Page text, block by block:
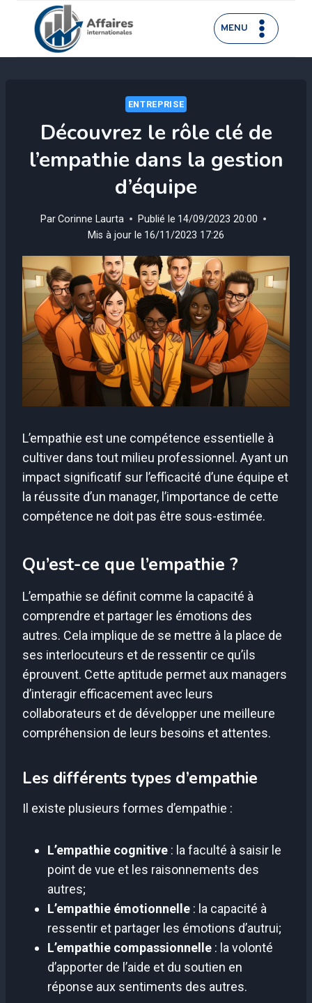
contenu
MENU
ENTREPRISE
Découvrez le rôle clé de
l’empathie dans la gestion
d’équipe
ParCorinne Laurta Publié le 14/09/2023 20:00
Mis à jour le 16/11/2023 17:26
L’empathie est une compétence essentielle à
cultiver dans tout milieu professionnel. Ayant un
impact significatif sur l’efficacité d’une équipe et
la réussite d’un manager, l’importance de cette
compétence ne doit pas être sous-estimée.
Qu’est-ce que l’empathie ?
L’empathie se définit comme la capacité à
comprendre et partager les émotions des
autres. Cela implique de se mettre à la place de
ses interlocuteurs et de ressentir ce qu’ils
éprouvent. Cette aptitude permet aux managers
d’interagir efficacement avec leurs
collaborateurs et de développer une meilleure
compréhension de leurs besoins et attentes.
Les différents types d’empathie
Il existe plusieurs formes d’empathie :
L’empathie cognitive : la faculté à saisir le
point de vue et les raisonnements des
autres;
L’empathie émotionnelle : la capacité à
ressentir et partager les émotions d’autrui;
L’empathie compassionnelle : la volonté
d’apporter de l’aide et du soutien en
réponse aux sentiments des autres.